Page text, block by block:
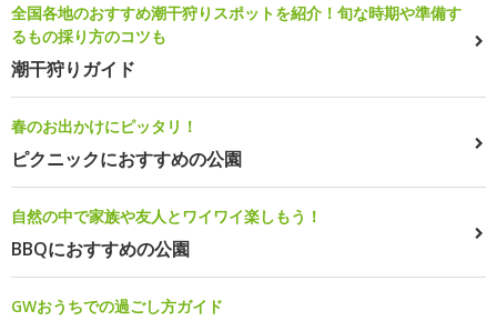
全国各地のおすすめ潮干狩りスポットを紹介！旬な時期や準備す
るもの採り方のコツも
潮干狩りガイド
春のお出かけにピッタリ！
ピクニックにおすすめの公園
自然の中で家族や友人とワイワイ楽しもう！
BBQにおすすめの公園
GWおうちでの過ごし方ガイド